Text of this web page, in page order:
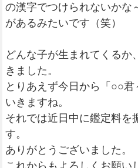
の漢字でつけられないか
があるみたいです（笑）
どんな子が生まれてくるか
きました。
とりあえず今日から「○○
いきますね。
それでは近日中に鑑定料を
す。
ありがとうございました。